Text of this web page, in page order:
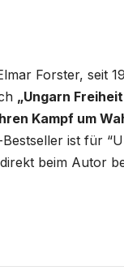
Forster, seit
„Ungarn
Kampf um
ist für
beim Autor